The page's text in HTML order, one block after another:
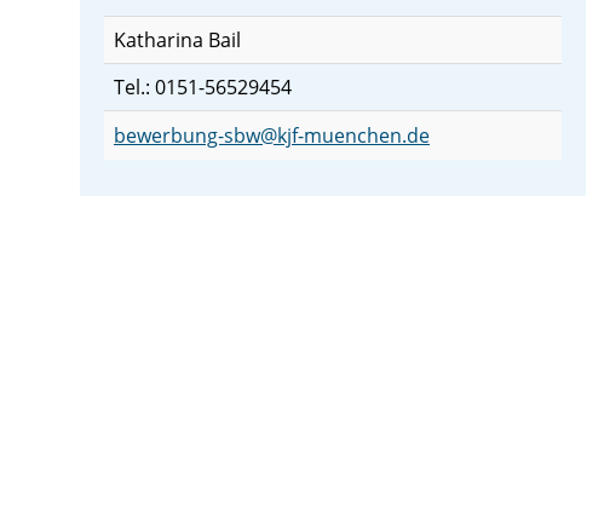
Katharina Bail
Tel.: 0151-56529454
bewerbung-sbw@kjf-muenchen.de